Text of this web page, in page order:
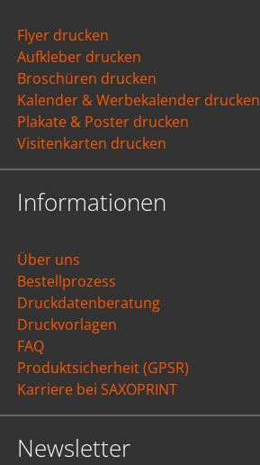
Flyer drucken
Aufkleber drucken
Broschüren drucken
Kalender & Werbekalender drucken
Plakate & Poster drucken
Visitenkarten drucken
Informationen
Über uns
Bestellprozess
Druckdatenberatung
Druckvorlagen
FAQ
Produktsicherheit (GPSR)
Karriere bei SAXOPRINT
Newsletter